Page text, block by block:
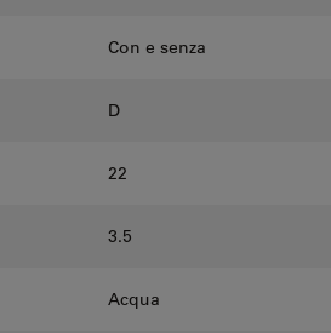
Con e senza
D
22
3.5
Acqua